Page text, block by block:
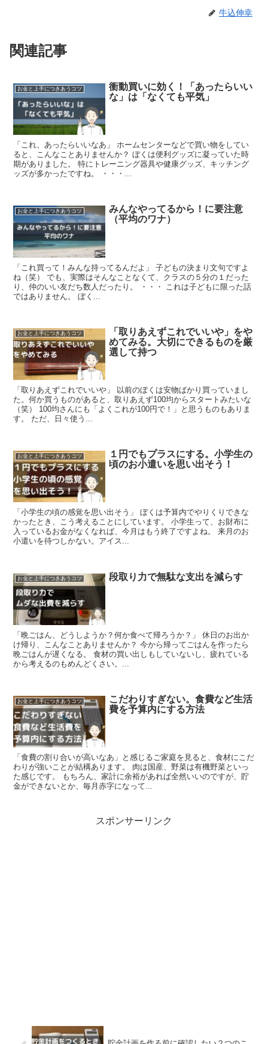
牛込伸幸
関連記事
お金と上手につきあうコツ
衝動買いに効く！「あったらいい
な」は「なくても平気」
「これ、あったらいいなあ」 ホームセンターなどで買い物をしてい
ると、こんなことありませんか？ ぼくは便利グッズに凝っていた時
期がありました。 特にトレーニング器具や健康グッズ、キッチング
ッズが多かったですね。 ・・・...
お金と上手につきあうコツ
みんなやってるから！に要注意
（平均のワナ）
「これ買って！みんな持ってるんだよ」 子どもの決まり文句ですよ
ね（笑） でも、実際はそんなことなくて、クラスの５分の１だった
り、仲のいい友だち数人だったり。 ・・・ これは子どもに限った話
ではありません。 ぼく...
お金と上手につきあうコツ
「取りあえずこれでいいや」をや
めてみる。大切にできるものを厳
選して持つ
「取りあえずこれでいいや」 以前のぼくは安物ばかり買っていまし
た。何か買うものがあると、取りあえず100均からスタートみたいな
（笑） 100均さんにも「よくこれが100円で！」と思うものもありま
す。 ただ、日々使う...
お金と上手につきあうコツ
１円でもプラスにする。小学生の
頃のお小遣いを思い出そう！
「小学生の頃の感覚を思い出そう」 ぼくは予算内でやりくりできな
かったとき、こう考えることにしています。 小学生って、お財布に
入っているお金がなくなれば、今月はもう終了ですよね。 来月のお
小遣いを待つしかない。アイス...
お金と上手につきあうコツ 段取り力で無駄な支出を減らす
「晩ごはん、どうしようか？何か食べて帰ろうか？」 休日のお出か
け帰り、こんなことありませんか？ 今から帰ってごはんを作ったら
晩ごはんが遅くなる。 食材の買い出しもしていないし、疲れている
から考えるのもめんどくさい。...
お金と上手につきあうコツ
こだわりすぎない。食費など生活
費を予算内にする方法
「食費の割り合いが高いなあ」と感じるご家庭を見ると、食材にこだ
わりが強いことが結構あります。 肉は国産、野菜は有機野菜といっ
た感じです。 もちろん、家計に余裕があれば全然いいのですが、貯
金ができないとか、毎月赤字になって...
スポンサーリンク